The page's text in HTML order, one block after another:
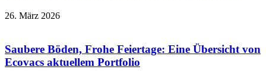
26. März 2026
Saubere Böden, Frohe Feiertage: Eine Übersicht von
Ecovacs aktuellem Portfolio